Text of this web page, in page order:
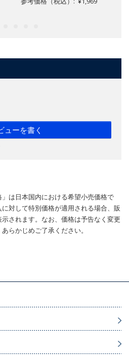
ューを書く
は日本国内における希望小売価格で
対して特別価格が適用される場合、販
されます。なお、価格は予告なく変更
らかじめご了承ください。